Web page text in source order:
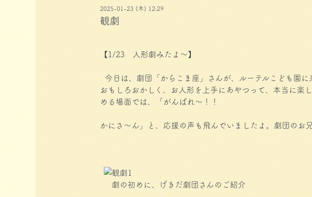
2025-01-23 (木) 12:29
観劇
【1/23 人形劇みたよ～】
今日は、劇団「からこま座」さんが、ルーテルこども園
おもしろおかしく、お人形を上手にあやつって、本当に
める場面では、「がんばれ～！！
かにさ～ん」と、応援の声も飛んでいましたよ。劇団のお
劇の初めに、げきだ劇団さんのご紹介